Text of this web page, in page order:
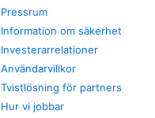
Pressrum
Information om säkerhet
Investerarrelationer
Användarvillkor
Tvistlösning för partners
Hur vi jobbar